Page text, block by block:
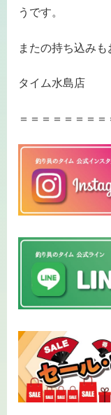
うです。
またの持ち込みも
タイム水島店
＝＝＝＝＝＝＝＝